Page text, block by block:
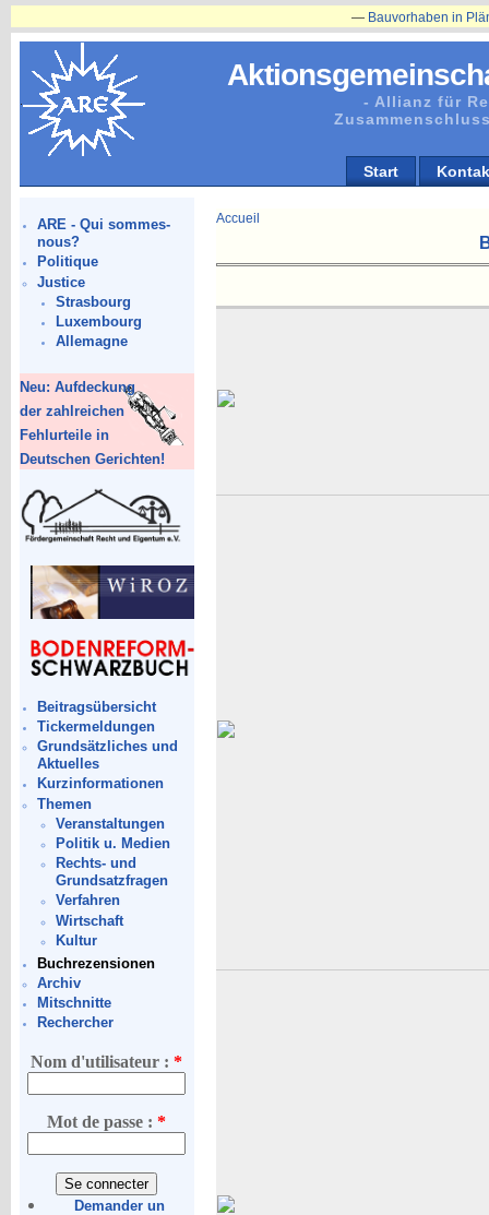
- Allianz für
Start
ARE - Qui sommes-
nous?
Politique
Justice
Strasbourg
Luxembourg
Allemagne
Neu: Aufdeckung
der zahlreichen
Fehlurteile in
Deutschen Gerichten!
Beitragsübersicht
Tickermeldungen
Grundsätzliches und
Aktuelles
Kurzinformationen
Themen
Veranstaltungen
Politik u. Medien
Rechts- und
Grundsatzfragen
Verfahren
Wirtschaft
Kultur
Buchrezensionen
Archiv
Mitschnitte
Rechercher
Nom d'utilisateur :*
Mot de passe :*
Demander un
Bauvorhaben in Plänitz betr.
Accueil